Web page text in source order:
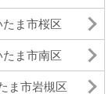
たま市桜区
たま市南区
ま市岩槻区